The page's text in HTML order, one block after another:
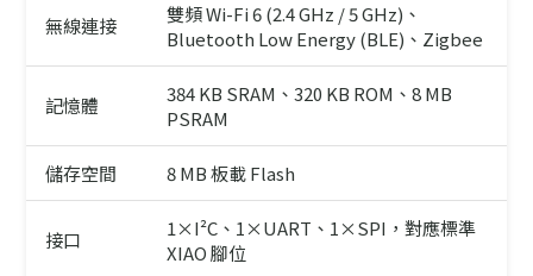
無線連接
雙頻 Wi-Fi 6 (2.4 GHz / 5 GHz)、
Bluetooth Low Energy (BLE)、Zigbee
記憶體
384 KB SRAM、320 KB ROM、8 MB
PSRAM
儲存空間 8 MB 板載 Flash
接口
1×I²C、1×UART、1×SPI，對應標準
XIAO 腳位